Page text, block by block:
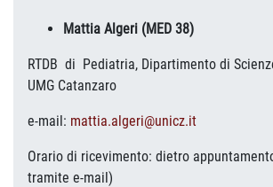
Mattia Algeri (MED 38)
RTDB di Pediatria, Dipartimento di
UMG Catanzaro
e-mail: mattia.algeri@unicz.it
Orario di ricevimento: dietro
tramite e-mail)